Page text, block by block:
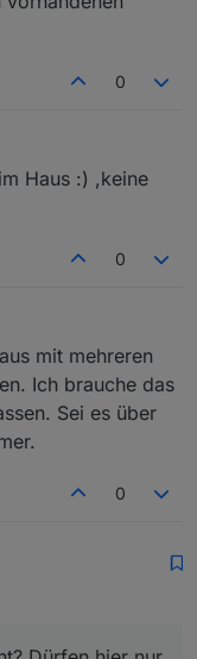
0
Haus :) ,keine
0
mit mehreren
Ich brauche das
Sei es über
0